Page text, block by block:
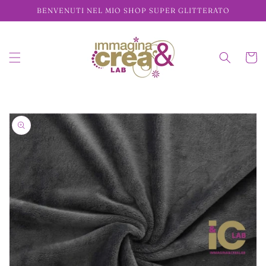
direttamente
ai contenuti
BENVENUTI NEL MIO SHOP SUPER GLITTERATO
Passa alle
informazioni
sul prodotto